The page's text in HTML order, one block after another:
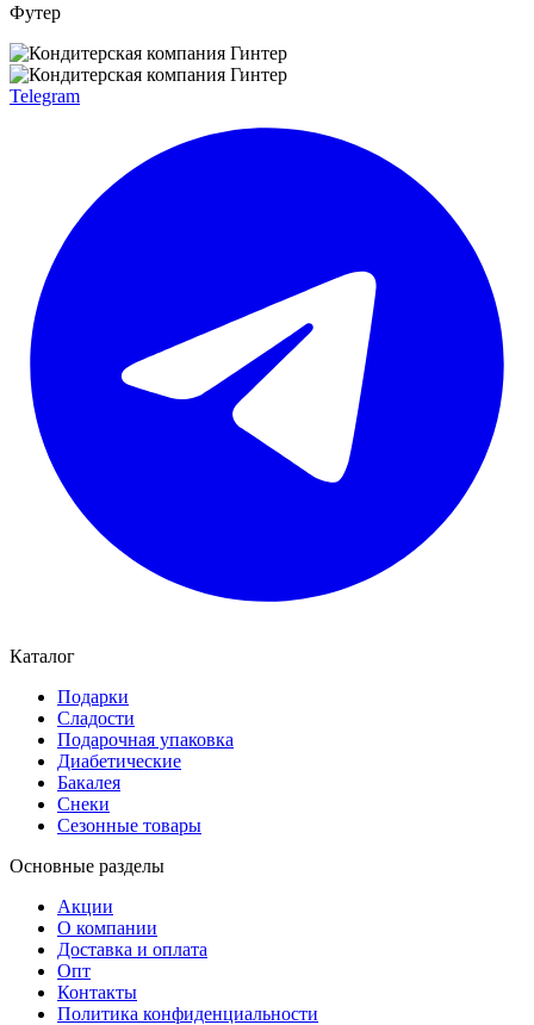
Футер
Telegram
Каталог
Подарки
Сладости
Подарочная упаковка
Диабетические
Бакалея
Снеки
Сезонные товары
Основные разделы
Акции
О компании
Доставка и оплата
Опт
Контакты
Политика конфиденциальности